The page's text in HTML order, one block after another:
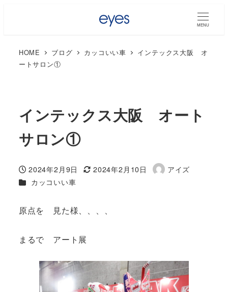
MENU
HOME ブログ カッコいい車
インテックス大阪 オ
ートサロン①
インテックス大阪 オート
サロン①
投稿日
2024年2月9日
更新日
2024年2月10日
著
アイズ
カテゴリー
カッコいい車
原点を 見た様、、、、
まるで アート展